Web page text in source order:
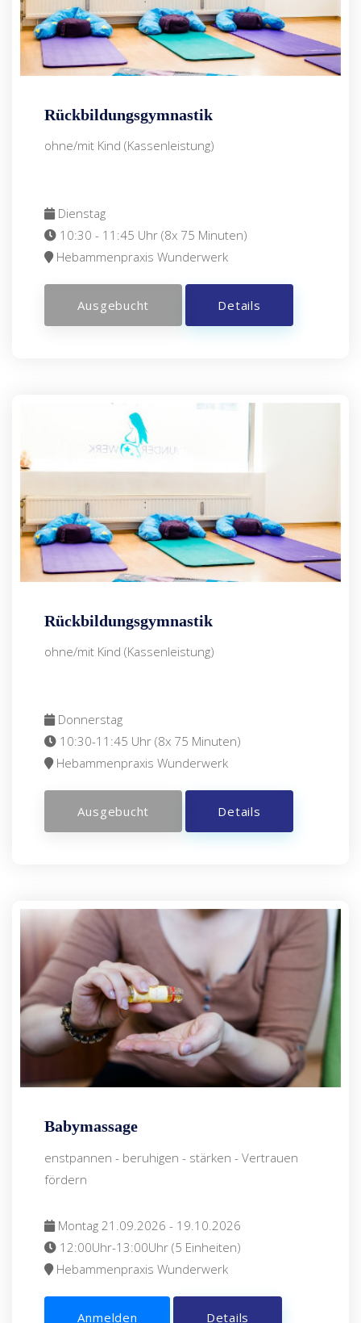
Rückbildungsgymnastik
ohne/mit Kind (Kassenleistung)
Dienstag
10:30 - 11:45 Uhr (8x 75 Minuten)
Hebammenpraxis Wunderwerk
Ausgebucht Details
Rückbildungsgymnastik
ohne/mit Kind (Kassenleistung)
Donnerstag
10:30-11:45 Uhr (8x 75 Minuten)
Hebammenpraxis Wunderwerk
Ausgebucht Details
Babymassage
enstpannen - beruhigen - stärken - Vertrauen
fördern
Montag 21.09.2026 - 19.10.2026
12:00Uhr-13:00Uhr (5 Einheiten)
Hebammenpraxis Wunderwerk
Anmelden Details